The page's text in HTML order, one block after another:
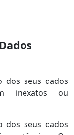
dos seus dados
inexatos ou
dos seus dados